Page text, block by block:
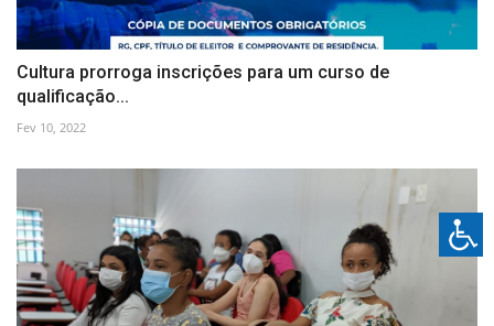
Cultura prorroga inscrições para um curso de
qualificação...
Fev 10, 2022